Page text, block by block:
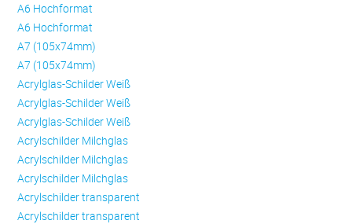
A6 Hochformat
A6 Hochformat
A7 (105x74mm)
A7 (105x74mm)
Acrylglas-Schilder Weiß
Acrylglas-Schilder Weiß
Acrylglas-Schilder Weiß
Acrylschilder Milchglas
Acrylschilder Milchglas
Acrylschilder Milchglas
Acrylschilder transparent
Acrylschilder transparent